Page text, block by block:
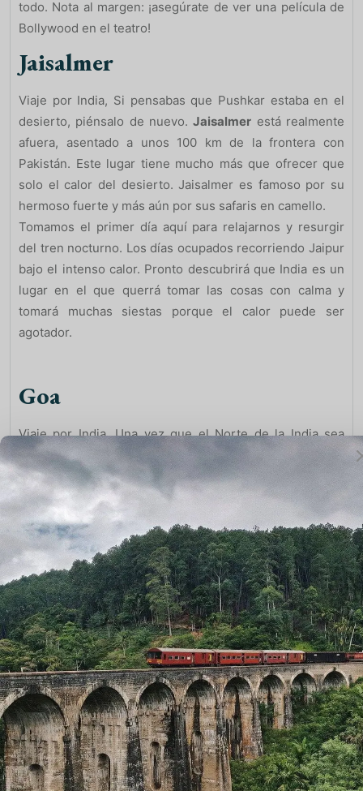
todo. Nota al margen: ¡asegúrate de ver una película de
Bollywood en el teatro!
Jaisalmer
Viaje por India, Si pensabas que Pushkar estaba en el
desierto, piénsalo de nuevo.Jaisalmer está realmente
afuera, asentado a unos 100 km de la frontera con
Pakistán. Este lugar tiene mucho más que ofrecer que
solo el calor del desierto. Jaisalmer es famoso por su
hermoso fuerte y más aún por sus safaris en camello.
Tomamos el primer día aquí para relajarnos y resurgir
del tren nocturno. Los días ocupados recorriendo Jaipur
bajo el intenso calor. Pronto descubrirá que India es un
lugar en el que querrá tomar las cosas con calma y
tomará muchas siestas porque el calor puede ser
agotador.
Goa
Viaje por India, Una vez que el Norte de la India sea
demasiado para ti, déjate llevar y dirígete a las playas de
Goa. Aquí puedes refrescarte y relajarte después del
agitado norte. Para llegar a Goa puede tomar un largo
viaje en tren. Si reserva con antelación, sin embargo,
puede obtener un vuelo por el mismo precio. El tren es
muy largo, así que recomiendo intentar tomar un vuelo
si puedes.
Aquí te dejamos importantes blogs que hemos hecho
para vuestraviaje a la India: y si quieres vivir conuna
familiade India. Si quieres ver losblogs en inglesy
también lee nuestrosblogs italianos.
Book Now